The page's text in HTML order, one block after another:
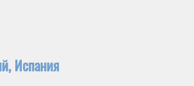
Испания